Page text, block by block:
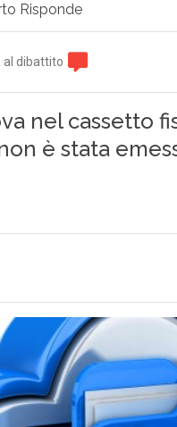
Risponde
al dibattito
nel cassetto
è stata